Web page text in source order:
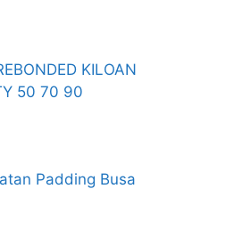
KILOAN
50 70 90
Padding Busa